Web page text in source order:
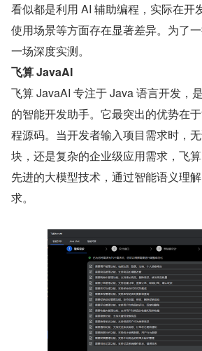
看似都是利用 AI 辅助编程，实际在开
使用场景等方面存在显著差异。为了
一场深度实测。
飞算 JavaAI
飞算 JavaAI 专注于 Java 语言开发，
的智能开发助手。它最突出的优势在
程源码。当开发者输入项目需求时，
块，还是复杂的企业级应用需求，飞
先进的大模型技术，通过智能语义理
求。